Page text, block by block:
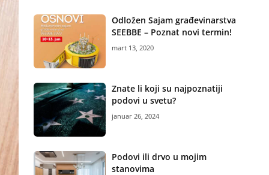
Odložen Sajam građevinarstva
SEEBBE – Poznat novi termin!
mart 13, 2020
Znate li koji su najpoznatiji
podovi u svetu?
januar 26, 2024
Podovi ili drvo u mojim
stanovima